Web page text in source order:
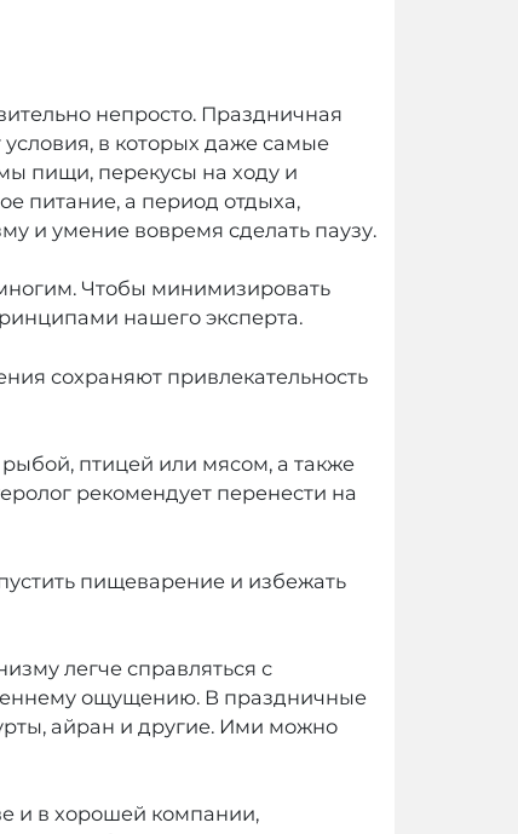
непросто. Праздничная
в которых даже самые
пищи, перекусы на ходу и
питание, а период отдыха,
и умение вовремя сделать паузу.
Чтобы минимизировать
нашего эксперта.
сохраняют привлекательность
птицей или мясом, а также
рекомендует перенести на
пищеварение и избежать
легче справляться с
ощущению. В праздничные
айран и другие. Ими можно
и в хорошей компании,